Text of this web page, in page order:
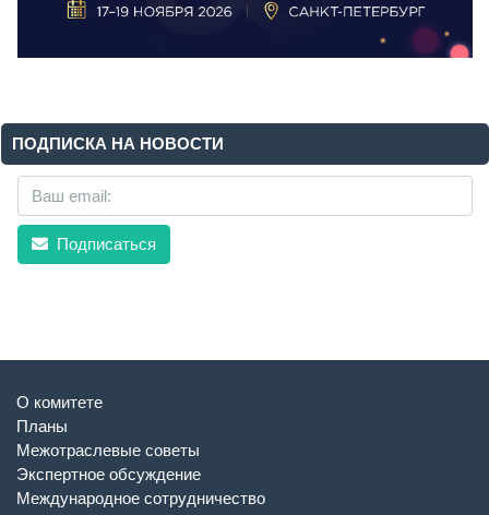
ПОДПИСКА НА НОВОСТИ
Подписаться
О комитете
Планы
Межотраслевые советы
Экспертное обсуждение
Международное сотрудничество